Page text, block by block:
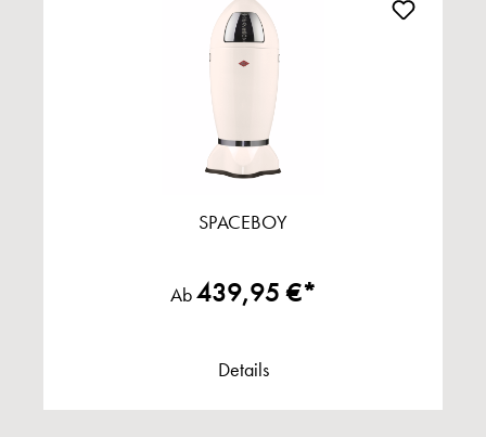
SPACEBOY
Ab439,95 €*
Details